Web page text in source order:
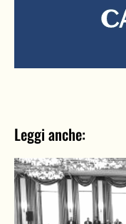
Leggi anche: